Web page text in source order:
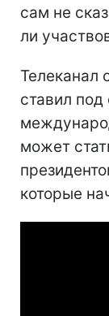
сам не
ли
Телеканал
ставил
может
которые